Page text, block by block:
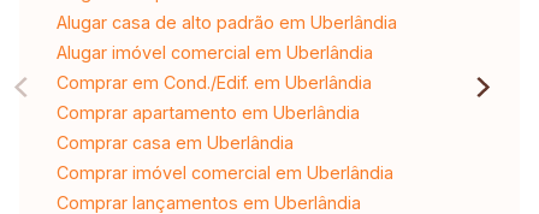
Alugar casa de alto padrão em Uberlândia
Alugar imóvel comercial em Uberlândia
Comprar em Cond./Edif. em Uberlândia
Comprar apartamento em Uberlândia
Comprar casa em Uberlândia
Comprar imóvel comercial em Uberlândia
Comprar lançamentos em Uberlândia